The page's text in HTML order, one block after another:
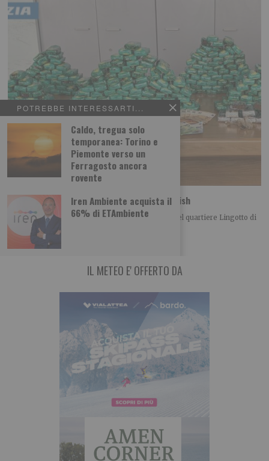
POTREBBE INTERESSARTI...
Caldo, tregua solo
temporanea: Torino e
Piemonte verso un
Ferragosto ancora
rovente
Iren Ambiente acquista il
66% di ETAmbiente
Spaccio: la polizia sequestra 33 kg di hashish
La Polizia di Stato ha arrestato, nei giorni scorsi nel quartiere Lingotto di
Torino, un 24enne
IL METEO E' OFFERTO DA